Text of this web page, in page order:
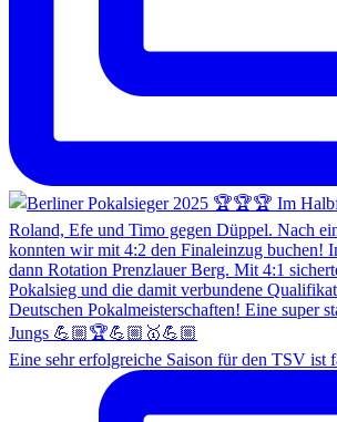
Eine sehr erfolgreiche Saison für den TSV ist